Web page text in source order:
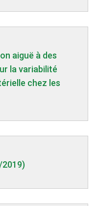
aiguë à des
la variabilité
chez les
2019)